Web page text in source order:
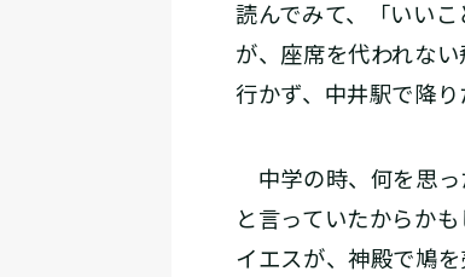
読んでみて、「いい
が、座席を代われな
行かず、中井駅で降り
中学の時、何を思っ
と言っていたからか
イエスが、神殿で鳩